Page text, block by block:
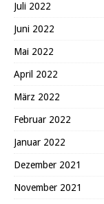
Juli 2022
Juni 2022
Mai 2022
April 2022
März 2022
Februar 2022
Januar 2022
Dezember 2021
November 2021